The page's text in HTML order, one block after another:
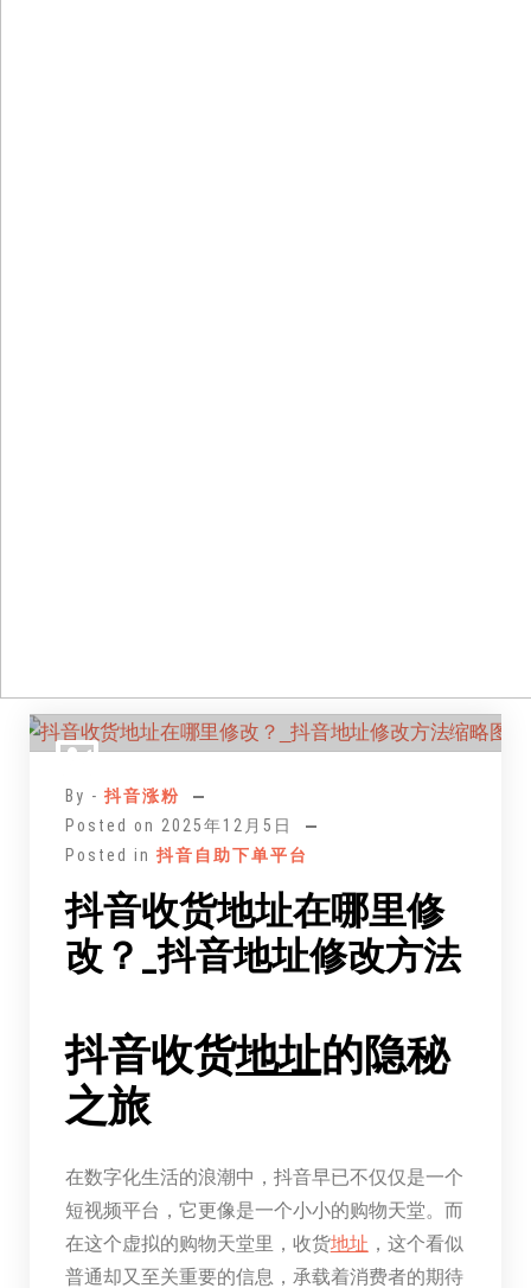
By - 抖音涨粉
Posted on 2025年12月5日
Posted in 抖音自助下单平台
抖音收货地址在哪里修
改？_抖音地址修改方法
抖音收货地址的隐秘
之旅
在数字化生活的浪潮中，抖音早已不仅仅是一个
短视频平台，它更像是一个小小的购物天堂。而
在这个虚拟的购物天堂里，收货地址 ，这个看似
普通却又至关重要的信息，承载着消费者的期待